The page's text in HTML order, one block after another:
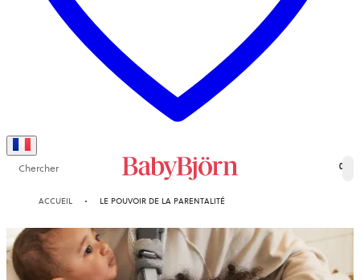
Chercher 0
ACCUEIL LE POUVOIR DE LA PARENTALITÉ